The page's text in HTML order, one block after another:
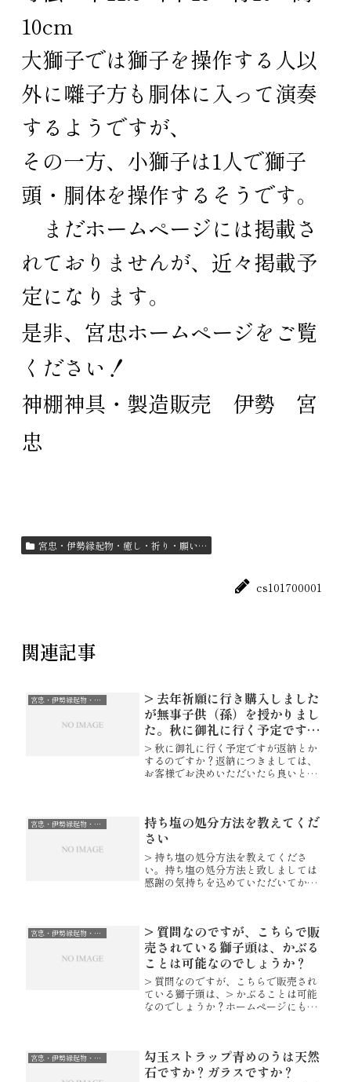
10cm
大獅子では獅子を操作する人以
外に囃子方も胴体に入って演奏
するようですが、
その一方、小獅子は1人で獅子
頭・胴体を操作するそうです。
まだホームページには掲載さ
れておりませんが、近々掲載予
定になります。
是非、 宮忠ホームページをご覧
ください！
神棚神具・製造販売 伊勢 宮
忠
宮忠・伊勢縁起物・癒し・祈り・願い…
cs101700001
関連記事
宮忠・伊勢縁起物・癒し・祈り・願い…
> 去年祈願に行き購入しました
が無事子供（孫）を授かりまし
た。秋に御礼に行く予定ですが
返納とかするのですか？
> 秋に御礼に行く予定ですが返納とか
するのですか？返納につきましては、
お客様でお決めいただいたら良いと存
鳥居は「おかげ横丁 宮忠」でも販売...
宮忠・伊勢縁起物・癒し・祈り・願い…
持ち塩の処分方法を教えてくだ
さい
> 持ち塩の処分方法を教えてくださ
い。持ち塩の処分方法と致しましては
感謝の気持ちを込めていただいてから
処分下さい。【持ち塩】
宮忠・伊勢縁起物・癒し・祈り・願い…
> 質問なのですが、こちらで販
売されている獅子頭は、かぶる
ことは可能なのでしょうか？
> 質問なのですが、こちらで販売され
ている獅子頭は、> かぶることは可能
なのでしょうか？ホームページにも掲
出来かねます。申し訳ございません...
宮忠・伊勢縁起物・癒し・祈り・願い…
勾玉ストラップ青めのうは天然
石ですか？ガラスですか？